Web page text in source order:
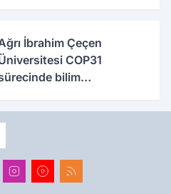
İbrahim Çeçen
COP31
bilim